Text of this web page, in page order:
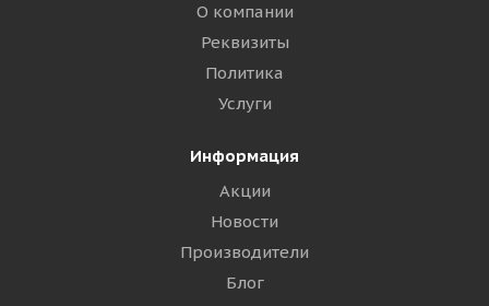
О компании
Реквизиты
Политика
Услуги
Информация
Акции
Новости
Производители
Блог